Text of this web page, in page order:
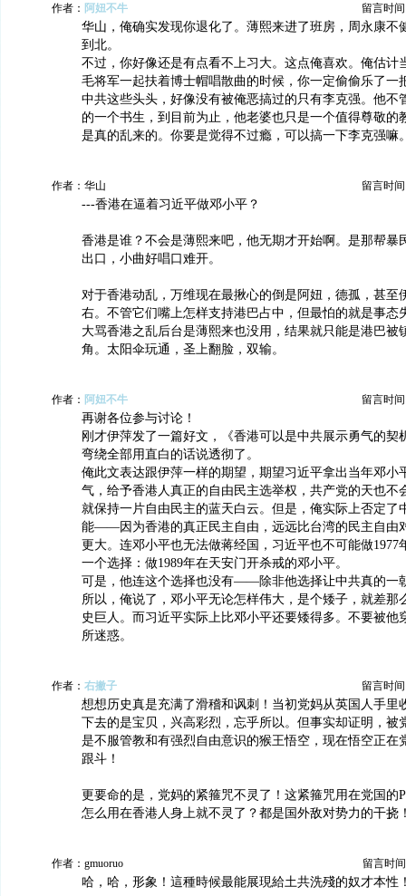
作者： 阿妞不牛 留言时间
华山，俺确实发现你退化了。薄熙来进了班房，周永康不
到北。
不过，你好像还是有点看不上习大。这点俺喜欢。俺估计
毛将军一起扶着博士帽唱散曲的时候，你一定偷偷乐了一
中共这些头头，好像没有被俺恶搞过的只有李克强。他不
的一个书生，到目前为止，他老婆也只是一个值得尊敬的
是真的乱来的。你要是觉得不过瘾，可以搞一下李克强嘛
作者：华山 留言时间
---香港在逼着习近平做邓小平？
香港是谁？不会是薄熙来吧，他无期才开始啊。是那帮暴
出口，小曲好唱口难开。
对于香港动乱，万维现在最揪心的倒是阿妞，德孤，甚至
右。不管它们嘴上怎样支持港巴占中，但最怕的就是事态
大骂香港之乱后台是薄熙来也没用，结果就只能是港巴被
角。太阳伞玩通，圣上翻脸，双输。
作者： 阿妞不牛 留言时间
再谢各位参与讨论！
刚才伊萍发了一篇好文，《香港可以是中共展示勇气的契
弯绕全部用直白的话说透彻了。
俺此文表达跟伊萍一样的期望，期望习近平拿出当年邓小
气，给予香港人真正的自由民主选举权，共产党的天也不
就保持一片自由民主的蓝天白云。但是，俺实际上否定了
能——因为香港的真正民主自由，远远比台湾的民主自由
更大。连邓小平也无法做蒋经国，习近平也不可能做1977
一个选择：做1989年在天安门开杀戒的邓小平。
可是，他连这个选择也没有——除非他选择让中共真的一
所以，俺说了，邓小平无论怎样伟大，是个矮子，就差那
史巨人。而习近平实际上比邓小平还要矮得多。不要被他
所迷惑。
作者： 右撇子 留言时间
想想历史真是充满了滑稽和讽刺！当初党妈从英国人手里
下去的是宝贝，兴高彩烈，忘乎所以。但事实却证明，被
是不服管教和有强烈自由意识的猴王悟空，现在悟空正在
跟斗！
更要命的是，党妈的紧箍咒不灵了！这紧箍咒用在党国的
怎么用在香港人身上就不灵了？都是国外敌对势力的干挠
作者：gmuoruo 留言时
哈，哈，形象！這種時候最能展現給土共洗殘的奴才本性